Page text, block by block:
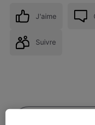
J'aime
Suivre